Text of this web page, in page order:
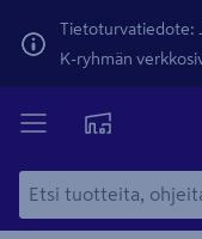
Tietoturvatiedote:
K-ryhmän